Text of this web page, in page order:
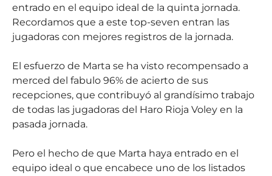
entrado en el equipo ideal de la quinta jornada.
Recordamos que a este top-seven entran las
jugadoras con mejores registros de la jornada.
El esfuerzo de Marta se ha visto recompensado a
merced del fabulo 96% de acierto de sus
recepciones, que contribuyó al grandísimo trabajo
de todas las jugadoras del Haro Rioja Voley en la
pasada jornada.
Pero el hecho de que Marta haya entrado en el
equipo ideal o que encabece uno de los listados